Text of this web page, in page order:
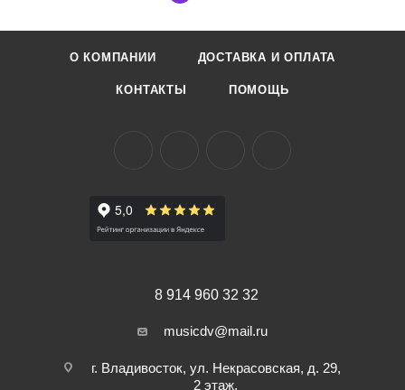
О КОМПАНИИ ДОСТАВКА И ОПЛАТА
КОНТАКТЫ ПОМОЩЬ
8 914 960 32 32
musicdv@mail.ru
г. Владивосток, ул. Некрасовская, д. 29,
2 этаж,